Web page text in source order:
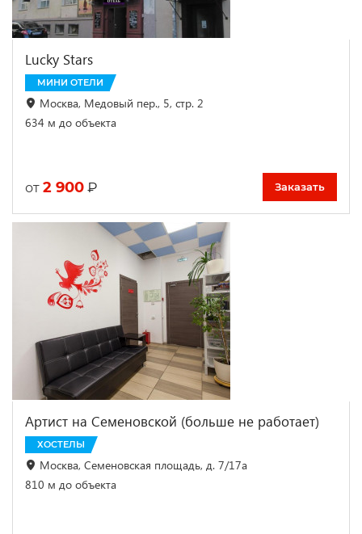
Lucky Stars
МИНИ ОТЕЛИ
Москва, Медовый пер., 5, стр. 2
634 м до объекта
от 2 900 ₽ Заказать
Артист на Семеновской (больше не работает)
ХОСТЕЛЫ
Москва, Семеновская площадь, д. 7/17а
810 м до объекта